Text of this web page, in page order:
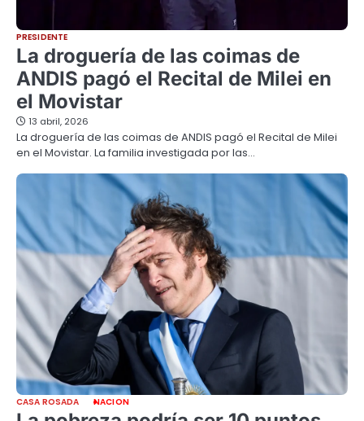
PRESIDENTE
La droguería de las coimas de
ANDIS pagó el Recital de Milei en
el Movistar
13 abril, 2026
La droguería de las coimas de ANDIS pagó el Recital de Milei
en el Movistar. La familia investigada por las…
CASA ROSADA NACION